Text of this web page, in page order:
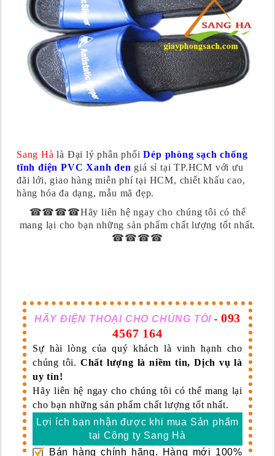
Sang Hà là Đại lý phân phối Dép phòng sạch chống
tĩnh điện PVC Xanh đen giá sỉ tại TP.HCM với ưu
đãi lới, giao hàng miễn phí tại HCM, chiết khấu cao,
hàng hóa đa dạng, mẫu mã đẹp.
☎☎☎☎Hãy liên hệ ngay cho chúng tôi có thể
mang lại cho bạn những sản phẩm chất lượng tốt nhất.
☎☎☎☎
HÃY ĐIỆN THOẠI CHO CHÚNG TÔI - 093
4567 164
Sự hài lòng của quý khách là vinh hạnh cho
chúng tôi. Chất lượng là niềm tin, Dịch vụ là
uy tín!
Hãy liên hệ ngay cho chúng tôi có thể mang lại
cho bạn những sản phẩm chất lượng tốt nhất.
Lợi ích bạn nhận được khi mua Sản phẩm
tại Công ty Sang Hà
Bán hàng chính hãng. Hàng mới 100%